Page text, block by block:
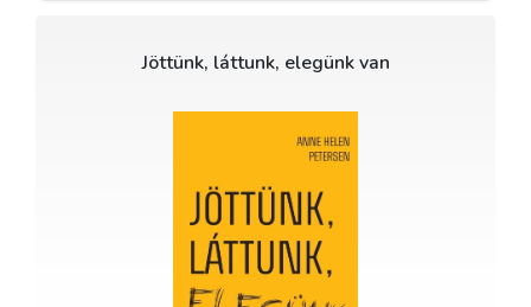
Jöttünk, láttunk, elegünk van